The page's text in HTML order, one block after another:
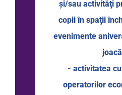
şi/sau activităţi
copii în spaţii
evenimente
- activitatea
operatorilor